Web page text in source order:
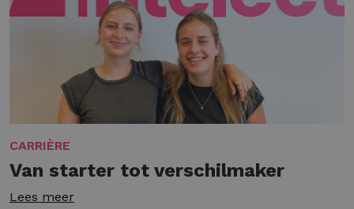
CARRIÈRE
Van starter tot verschilmaker
Lees meer